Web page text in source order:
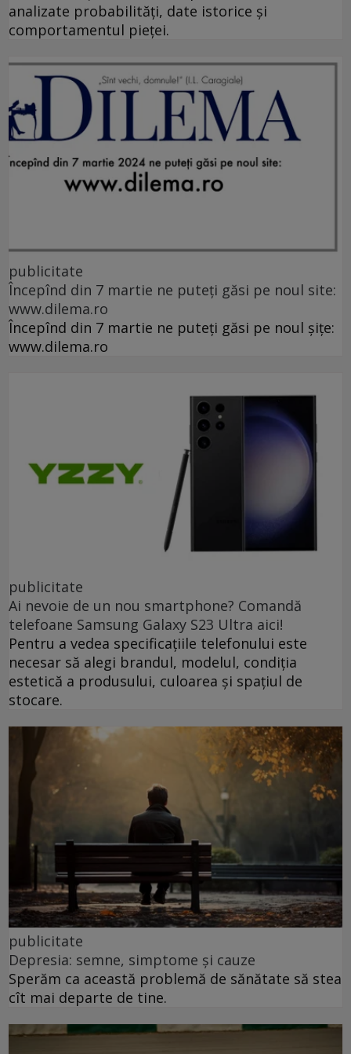
analizate probabilități, date istorice și
comportamentul pieței.
publicitate
Începînd din 7 martie ne puteți găsi pe noul site:
www.dilema.ro
Începînd din 7 martie ne puteți găsi pe noul șițe:
www.dilema.ro
publicitate
Ai nevoie de un nou smartphone? Comandă
telefoane Samsung Galaxy S23 Ultra aici!
Pentru a vedea specificațiile telefonului este
necesar să alegi brandul, modelul, condiția
estetică a produsului, culoarea și spațiul de
stocare.
publicitate
Depresia: semne, simptome și cauze
Sperăm ca această problemă de sănătate să stea
cît mai departe de tine.